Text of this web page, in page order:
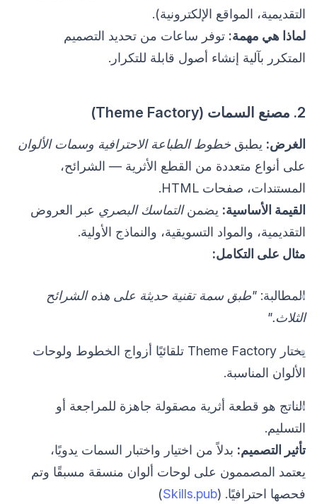
التقديمية، المواقع الإلكترونية).
لماذا هي مهمة: توفر ساعات من تحديد التصميم
المتكرر بآلية إنشاء أصول قابلة للتكرار.
2. مصنع السمات (Theme Factory)
الغرض: يطبق خطوط الطباعة الاحترافية وسمات الألوان
على أنواع متعددة من القطع الأثرية — الشرائح،
المستندات، صفحات HTML.
القيمة الأساسية: يضمنالتماسك البصري عبر العروض
التقديمية، والمواد التسويقية، والنماذج الأولية.
مثال على التكامل:
المطالبة: "طبق سمة تقنية حديثة على هذه الشرائح
الثلاث."
يختار Theme Factory تلقائيًا أزواج الخطوط ولوحات
الألوان المناسبة.
الناتج هو قطعة أثرية مصقولة جاهزة للمراجعة أو
التسليم.
تأثير التصميم: بدلاً من اختيار واختبار السمات يدويًا،
يعتمد المصممون على لوحات ألوان منسقة مسبقًا وتم
فحصها احترافيًا. (Skills.pub
)